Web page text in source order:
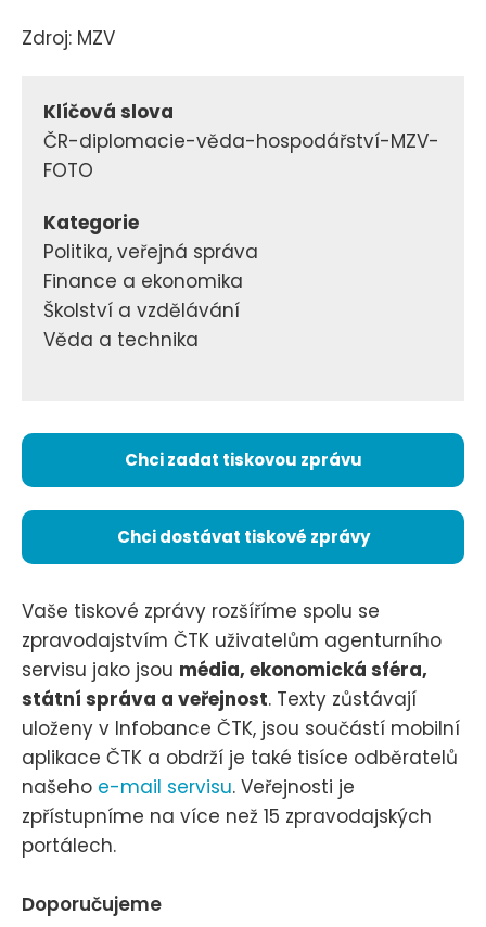
Zdroj: MZV
Klíčová slova
ČR-diplomacie-věda-hospodářství-MZV-
FOTO
Kategorie
Politika, veřejná správa
Finance a ekonomika
Školství a vzdělávání
Věda a technika
Chci zadat tiskovou zprávu
Chci dostávat tiskové zprávy
Vaše tiskové zprávy rozšíříme spolu se
zpravodajstvím ČTK uživatelům agenturního
servisu jako jsou média, ekonomická sféra,
státní správa a veřejnost. Texty zůstávají
uloženy v Infobance ČTK, jsou součástí mobilní
aplikace ČTK a obdrží je také tisíce odběratelů
našeho e-mail servisu. Veřejnosti je
zpřístupníme na více než 15 zpravodajských
portálech.
Doporučujeme